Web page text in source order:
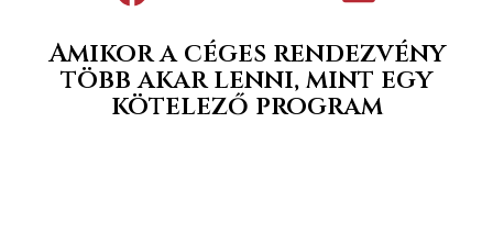
Amikor a céges rendezvény
több akar lenni, mint egy
kötelező program